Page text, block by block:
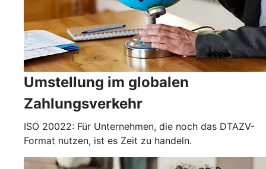
Umstellung im globalen
Zahlungsverkehr
ISO 20022: Für Unternehmen, die noch das DTAZV-
Format nutzen, ist es Zeit zu handeln.